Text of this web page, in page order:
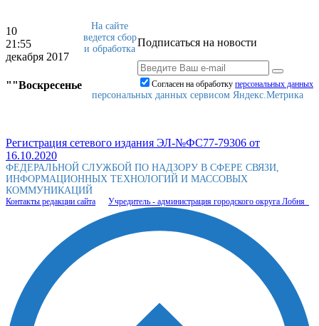
10
21:55
декабря 2017
""Воскресенье
Подписаться на новости
Согласен на обработку персональныx данных
На сайте
ведется сбор
и обработка
персональных данных сервисом Яндекс.Метрика
Регистрация сетевого издания ЭЛ-№ФС77-79306 от
16.10.2020
ФЕДЕРАЛЬНОЙ СЛУЖБОЙ ПО НАДЗОРУ В СФЕРЕ СВЯЗИ,
ИНФОРМАЦИОННЫХ ТЕХНОЛОГИЙ И МАССОВЫХ
КОММУНИКАЦИЙ
Контакты редакции сайта Учредитель - администрация городского округа Лобня